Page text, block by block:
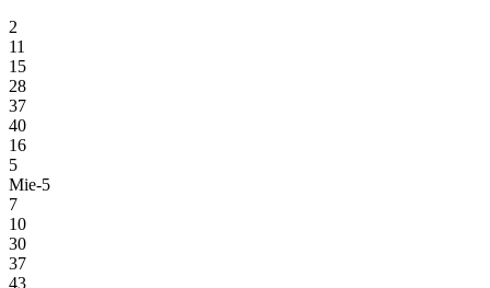
2
11
15
28
37
40
16
5
Mie-5
7
10
30
37
43